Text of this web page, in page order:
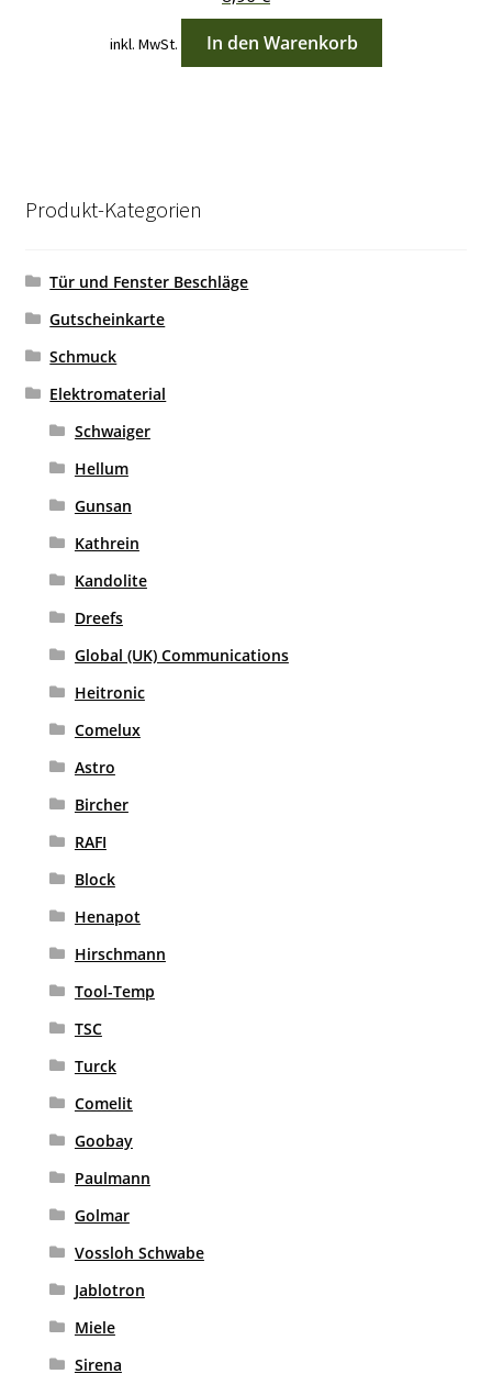
inkl. MwSt. In den Warenkorb
Produkt-Kategorien
Tür und Fenster Beschläge
Gutscheinkarte
Schmuck
Elektromaterial
Schwaiger
Hellum
Gunsan
Kathrein
Kandolite
Dreefs
Global (UK) Communications
Heitronic
Comelux
Astro
Bircher
RAFI
Block
Henapot
Hirschmann
Tool-Temp
TSC
Turck
Comelit
Goobay
Paulmann
Golmar
Vossloh Schwabe
Jablotron
Miele
Sirena